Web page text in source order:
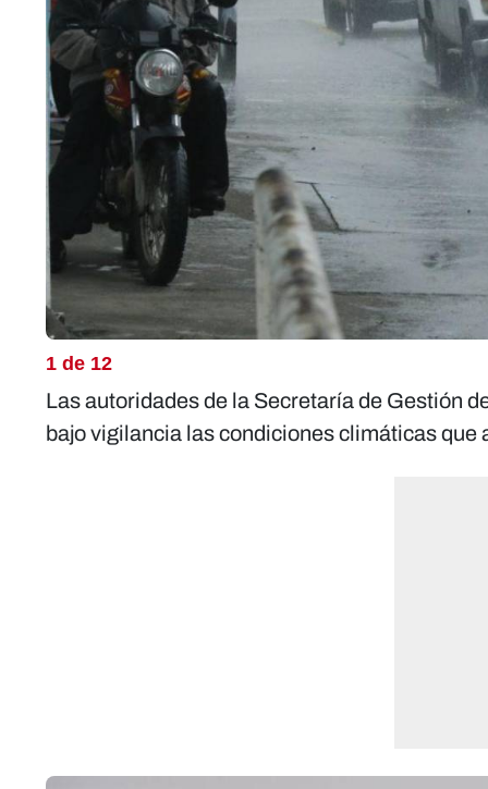
1 de 12
Las autoridades de la Secretaría de Gestión
bajo vigilancia las condiciones climáticas que